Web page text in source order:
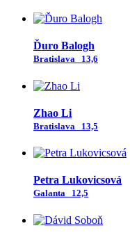
Ďuro Balogh
Bratislava 13,6
Zhao Li
Bratislava 13,5
Petra Lukovicsová
Galanta 12,5